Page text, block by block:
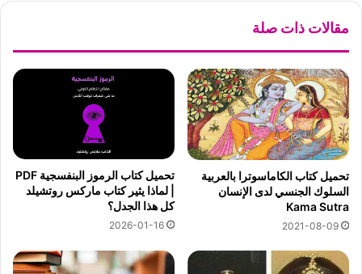
مقالات ذات صلة
تحميل كتاب الكاماسوترا بالعربية
السلوك الجنسي لدى الإنسان
Kama Sutra
2021-08-09
تحميل كتاب الرموز البنفسجية PDF
| لماذا يثير كتاب ماركس روتشيلد
كل هذا الجدل؟
2026-01-16